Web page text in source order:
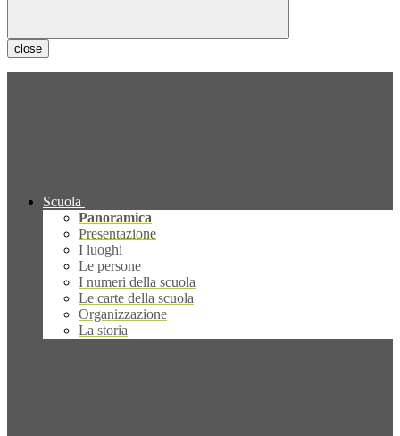
close
Scuola
Panoramica
Presentazione
I luoghi
Le persone
I numeri della scuola
Le carte della scuola
Organizzazione
La storia